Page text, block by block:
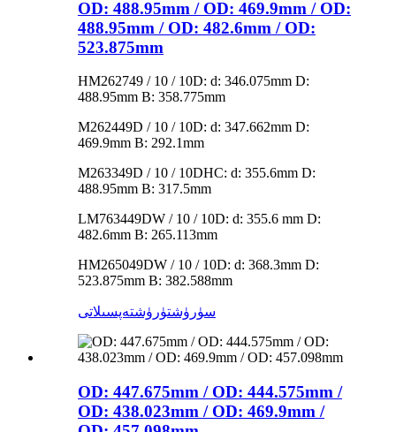
OD: 488.95mm / OD: 469.9mm / OD:
488.95mm / OD: 482.6mm / OD:
523.875mm
HM262749 / 10 / 10D: d: 346.075mm D:
488.95mm B: 358.775mm
M262449D / 10 / 10D: d: 347.662mm D:
469.9mm B: 292.1mm
M263349D / 10 / 10DHC: d: 355.6mm D:
488.95mm B: 317.5mm
LM763449DW / 10 / 10D: d: 355.6 mm D:
482.6mm B: 265.113mm
HM265049DW / 10 / 10D: d: 368.3mm D:
523.875mm B: 382.588mm
سۈرۈشتۈرۈشتەپسىلاتى
OD: 447.675mm / OD: 444.575mm /
OD: 438.023mm / OD: 469.9mm /